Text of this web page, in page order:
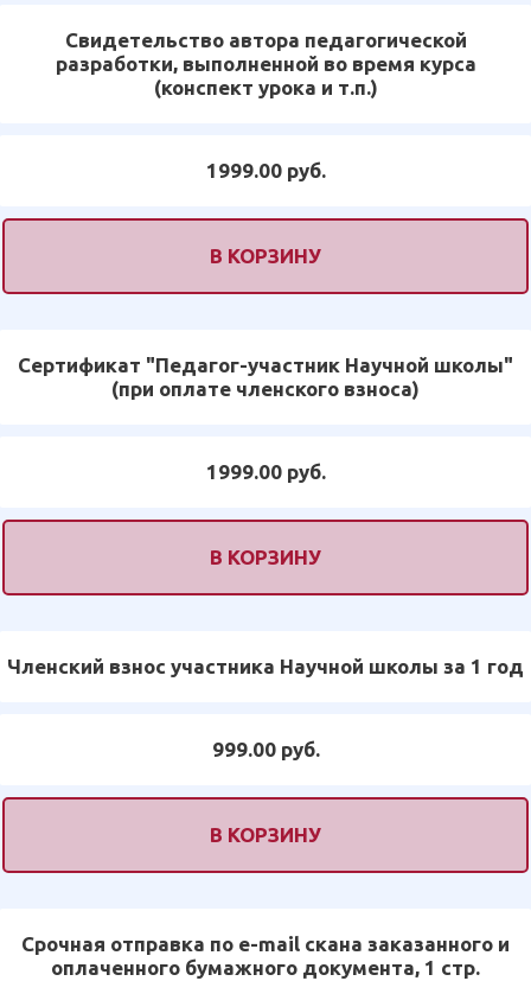
Свидетельство автора педагогической
разработки, выполненной во время курса
(конспект урока и т.п.)
1999.00 руб.
В КОРЗИНУ
Сертификат "Педагог-участник Научной школы"
(при оплате членского взноса)
1999.00 руб.
В КОРЗИНУ
Членский взнос участника Научной школы за 1 год
999.00 руб.
В КОРЗИНУ
Срочная отправка по e-mail скана заказанного и
оплаченного бумажного документа, 1 стр.